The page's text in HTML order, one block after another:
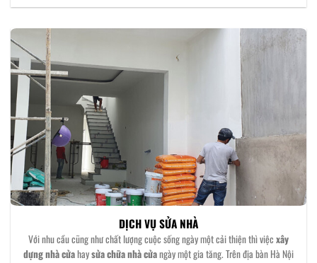
DỊCH VỤ SỬA NHÀ
Với nhu cầu cũng như chất lượng cuộc sống ngày một cải thiện thì việc xây
dựng nhà cửahaysửa chữa nhà cửangày một gia tăng. Trên địa bàn Hà Nội